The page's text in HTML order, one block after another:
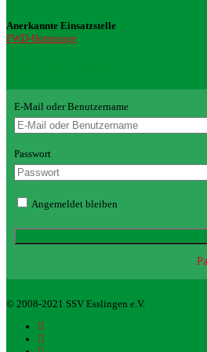
Anerkannte Einsatzstelle
FWD-Homepage
E-Mail oder Benutzername
Passwort
Angemeldet bleiben
© 2008-2021 SSV Esslingen e.V.